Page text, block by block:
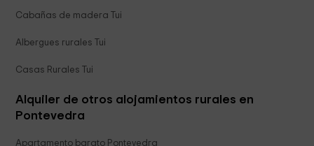
Cabañas de madera Tui
Albergues rurales Tui
Casas Rurales Tui
Alquiler de otros alojamientos rurales en
Pontevedra
Apartamento barato Pontevedra